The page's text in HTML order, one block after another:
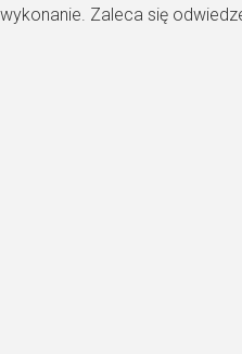
Zaleca się